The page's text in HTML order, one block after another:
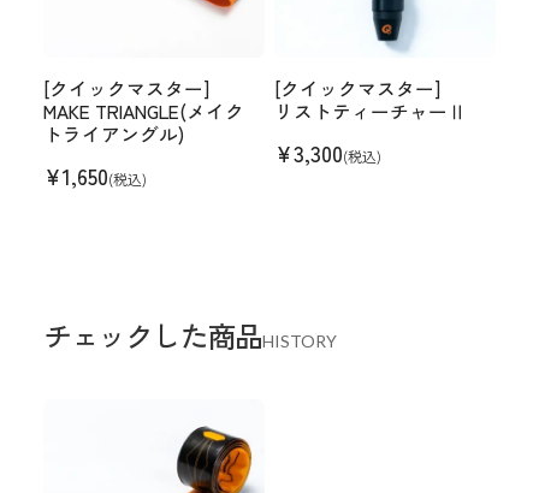
[クイックマスター]
MAKE TRIANGLE(メイク
トライアングル)
¥1,650(税込)
[クイックマスター]
リストティーチャーⅡ
¥3,300(税込)
チェックした商品HISTORY